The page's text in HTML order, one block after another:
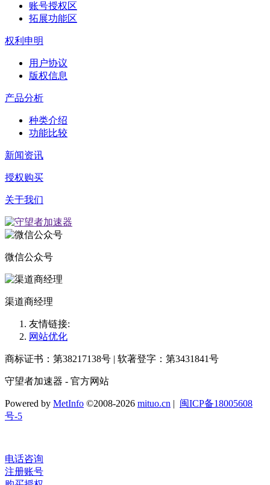
账号授权区
拓展功能区
权利申明
用户协议
版权信息
产品分析
种类介绍
功能比较
新闻资讯
授权购买
关于我们
微信公众号
渠道商经理
友情链接:
网站优化
商标证书：第38217138号 | 软著登字：第3431841号
守望者加速器 - 官方网站
Powered by MetInfo ©2008-2026 mituo.cn | 闽ICP备18005608
号-5
电话咨询
注册账号